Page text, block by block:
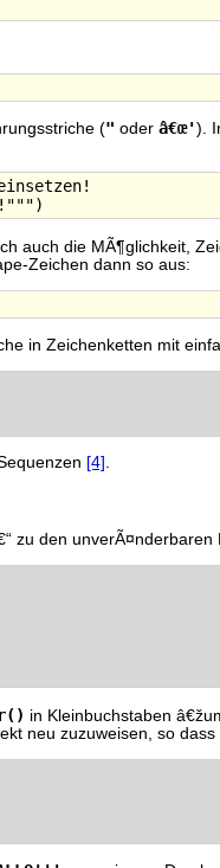
(" oder â€œ' ).
auch die MÃ¶glichkeit,
Zeichen dann so aus:
in Zeichenketten mit
[4] .
zu den
in Kleinbuchstaben
neu zuzuweisen, so